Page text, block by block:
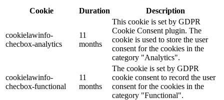
Cookie Duration Description
cookielawinfo-
checbox-analytics
11
months
This cookie is set by GDPR
Cookie Consent plugin. The
cookie is used to store the user
consent for the cookies in the
category "Analytics".
cookielawinfo-
checbox-functional
11
months
The cookie is set by GDPR
cookie consent to record the user
consent for the cookies in the
category "Functional".